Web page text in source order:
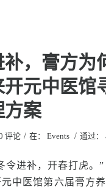
补，膏方为
开元中医馆
方案
评论 / 在： Events / 通过：
令进补，开春打虎。
中医馆第六届膏方